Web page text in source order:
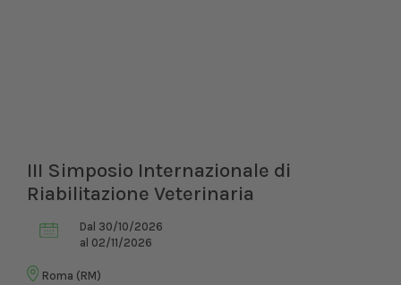
III Simposio Internazionale di
Riabilitazione Veterinaria
Dal 30/10/2026
al 02/11/2026
Roma (RM)